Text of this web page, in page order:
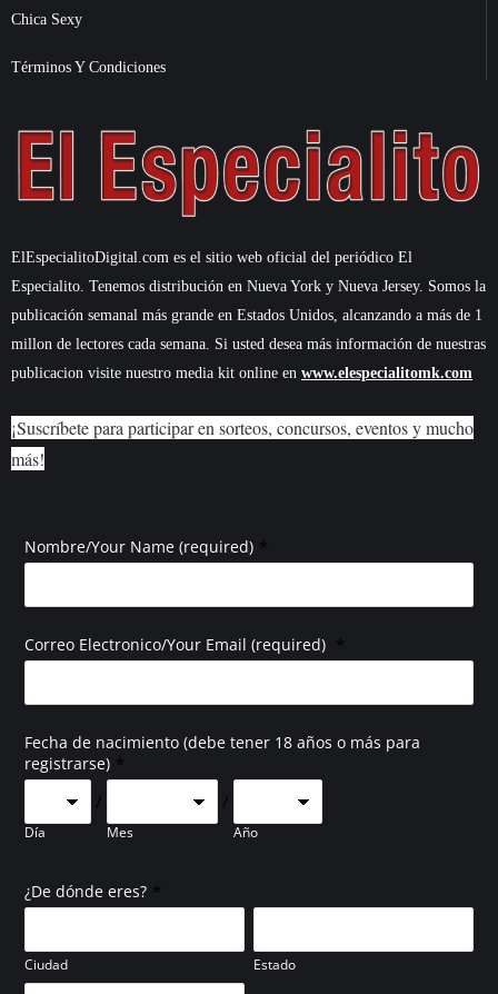
Chica Sexy
Términos Y Condiciones
ElEspecialitoDigital.com es el sitio web oficial del periódico El
Especialito. Tenemos distribución en Nueva York y Nueva Jersey. Somos la
publicación semanal más grande en Estados Unidos, alcanzando a más de 1
millon de lectores cada semana. Si usted desea más información de nuestras
publicacion visite nuestro media kit online en www.elespecialitomk.com
¡Suscríbete para participar en sorteos, concursos, eventos y mucho
más!
Nombre/Your Name (required) *
Correo Electronico/Your Email (required) *
Fecha de nacimiento (debe tener 18 años o más para
registrarse) *
Día
/
Mes
/
Año
¿De dónde eres? *
Ciudad Estado